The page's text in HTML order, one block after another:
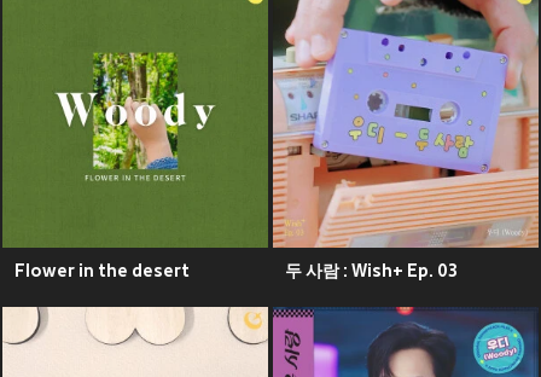
Flower in the desert 두 사람 : Wish+ Ep. 03